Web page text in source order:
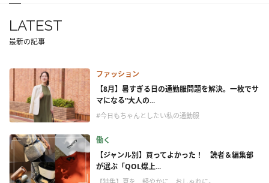
LATEST
最新の記事
ファッション
【8月】暑すぎる日の通勤服問題を解決。一枚でサ
マになる“大人の...
#今日もちゃんとしたい私の通勤服
働く
【ジャンル別】買ってよかった！ 読者＆編集部
が選ぶ「QOL爆上...